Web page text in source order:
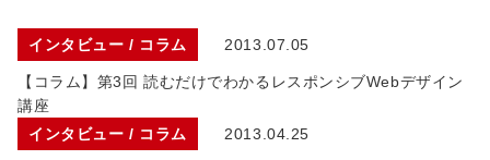
インタビュー / コラム 2013.07.05
【コラム】第3回 読むだけでわかるレスポンシブWebデザイン
講座
インタビュー / コラム
2013.04.25